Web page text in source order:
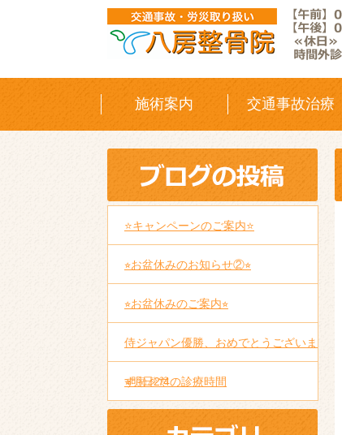
施術案内 交通事故治療
⭐️キャンペーンのご案内⭐️
⭐︎お盆休みのお知らせ②⭐︎
⭐︎お盆休みのご案内⭐︎
侍ジャパン優勝、おめでとうございま
す㊗️🎉🎊
⭐︎明日2/4の診療時間